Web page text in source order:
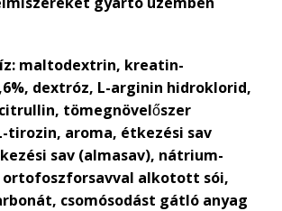
maltodextrin, kreatin-
dextróz, L-arginin hidroklorid,
tömegnövelőszer
tirozin, aroma, étkezési sav
sav (almasav), nátrium-
alkotott sói,
csomósodást gátló anyag